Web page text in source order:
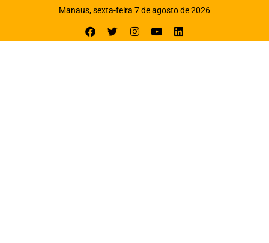
Manaus, sexta-feira 7 de agosto de 2026